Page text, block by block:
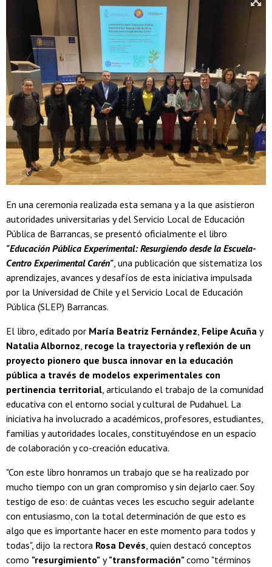
En una ceremonia realizada esta semana y a la que asistieron
autoridades universitarias y del Servicio Local de Educación
Pública de Barrancas, se presentó oficialmente el libro
"Educación Pública Experimental: Resurgiendo desde la Escuela-
Centro Experimental Carén", una publicación que sistematiza los
aprendizajes, avances y desafíos de esta iniciativa impulsada
por la Universidad de Chile y el Servicio Local de Educación
Pública (SLEP) Barrancas.
El libro, editado por María Beatriz Fernández, Felipe Acuña y
Natalia Albornoz, recoge la trayectoria y reflexión de un
proyecto pionero que busca innovar en la educación
pública a través de modelos experimentales con
pertinencia territorial, articulando el trabajo de la comunidad
educativa con el entorno social y cultural de Pudahuel. La
iniciativa ha involucrado a académicos, profesores, estudiantes,
familias y autoridades locales, constituyéndose en un espacio
de colaboración y co-creación educativa.
"Con este libro honramos un trabajo que se ha realizado por
mucho tiempo con un gran compromiso y sin dejarlo caer. Soy
testigo de eso: de cuántas veces les escucho seguir adelante
con entusiasmo, con la total determinación de que esto es
algo que es importante hacer en este momento para todos y
todas", dijo la rectora Rosa Devés, quien destacó conceptos
como "resurgimiento" y"transformación"como "términos